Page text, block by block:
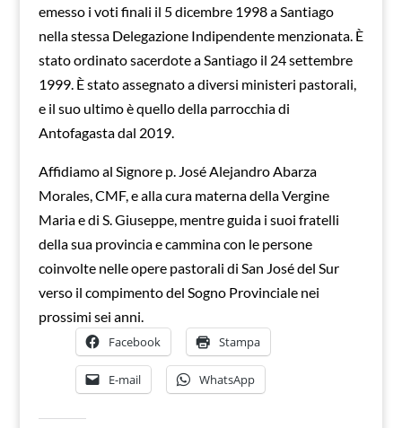
emesso i voti finali il 5 dicembre 1998 a Santiago
nella stessa Delegazione Indipendente menzionata. È
stato ordinato sacerdote a Santiago il 24 settembre
1999. È stato assegnato a diversi ministeri pastorali,
e il suo ultimo è quello della parrocchia di
Antofagasta dal 2019.
Affidiamo al Signore p. José Alejandro Abarza
Morales, CMF, e alla cura materna della Vergine
Maria e di S. Giuseppe, mentre guida i suoi fratelli
della sua provincia e cammina con le persone
coinvolte nelle opere pastorali di San José del Sur
verso il compimento del Sogno Provinciale nei
prossimi sei anni.
Facebook Stampa
E-mail WhatsApp